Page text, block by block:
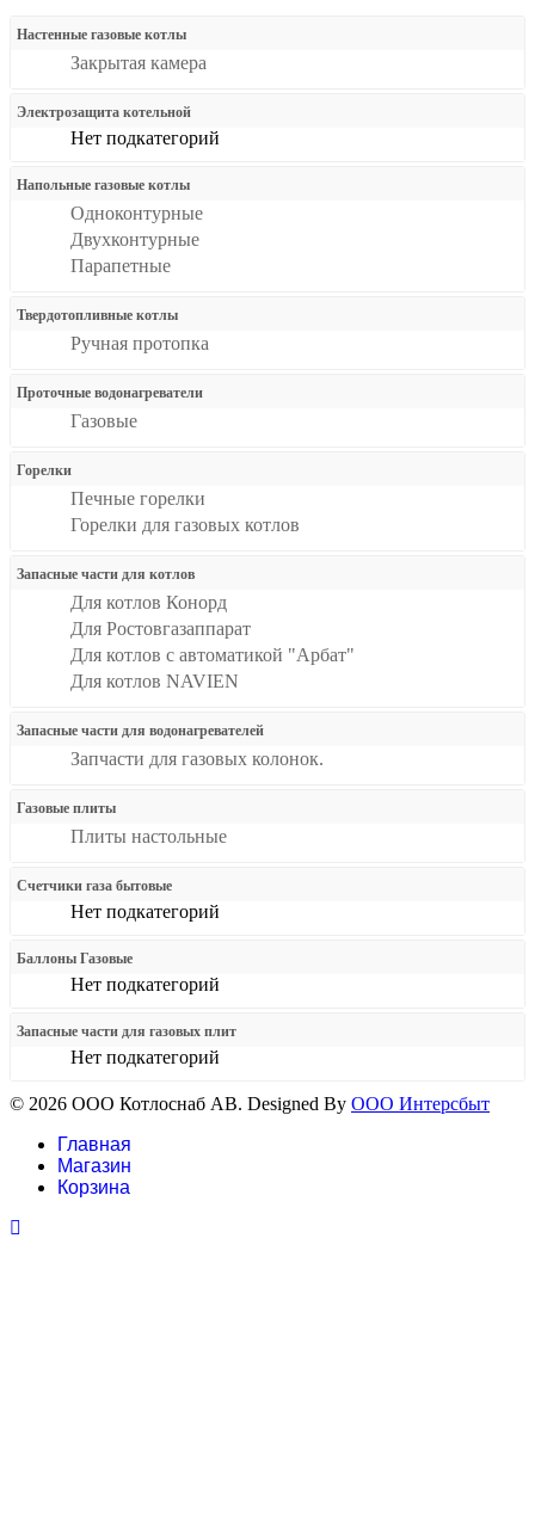
Настенные газовые котлы
Закрытая камера
Электрозащита котельной
Нет подкатегорий
Напольные газовые котлы
Одноконтурные
Двухконтурные
Парапетные
Твердотопливные котлы
Ручная протопка
Проточные водонагреватели
Газовые
Горелки
Печные горелки
Горелки для газовых котлов
Запасные части для котлов
Для котлов Конорд
Для Ростовгазаппарат
Для котлов с автоматикой "Арбат"
Для котлов NAVIEN
Запасные части для водонагревателей
Запчасти для газовых колонок.
Газовые плиты
Плиты настольные
Счетчики газа бытовые
Нет подкатегорий
Баллоны Газовые
Нет подкатегорий
Запасные части для газовых плит
Нет подкатегорий
© 2026 ООО Котлоснаб АВ. Designed By ООО Интерсбыт
Главная
Магазин
Корзина